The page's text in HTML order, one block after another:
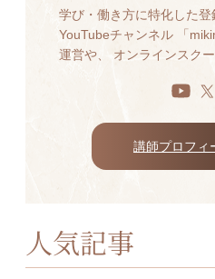
学び・働き方に特化した
YouTubeチャンネル 「
運営や、 オンラインスクー
講師プロフィ
人気記事